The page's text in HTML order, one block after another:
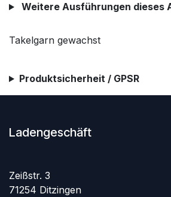
Weitere Ausführungen dieses
Takelgarn gewachst
Produktsicherheit / GPSR
Ladengeschäft
Zeißstr. 3
71254 Ditzingen